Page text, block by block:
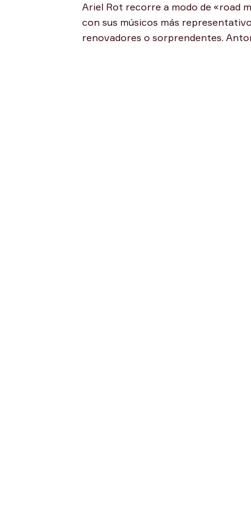
Ariel Rot recorre a modo de «road
con sus músicos más
renovadores o sorprendentes.